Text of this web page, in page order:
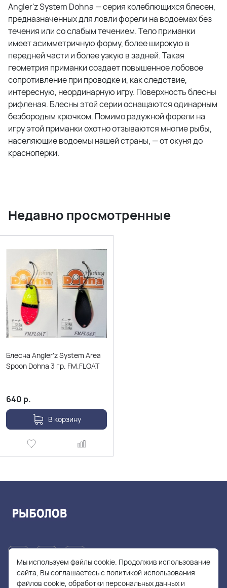
Angler'z System Dohna — серия колеблющихся блесен,
предназначенных для ловли форели на водоемах без
течения или со слабым течением. Тело приманки
имеет асимметричную форму, более широкую в
передней части и более узкую в задней. Такая
геометрия приманки создает повышенное лобовое
сопротивление при проводке и, как следствие,
интересную, неординарную игру. Поверхность блесны
рифленая. Блесны этой серии оснащаются одинарным
безбородым крючком. Помимо радужной форели на
игру этой приманки охотно отзываются многие рыбы,
населяющие водоемы нашей страны, — от окуня до
красноперки.
Недавно просмотренные
Блесна Angler'z System Area
Spoon Dohna 3 гр. FM.FLOAT
640 р.
В корзину
Мы используем файлы cookie. Продолжив использование
сайта, Вы соглашаетесь с политикой использования
файлов cookie, обработки персональных данных и